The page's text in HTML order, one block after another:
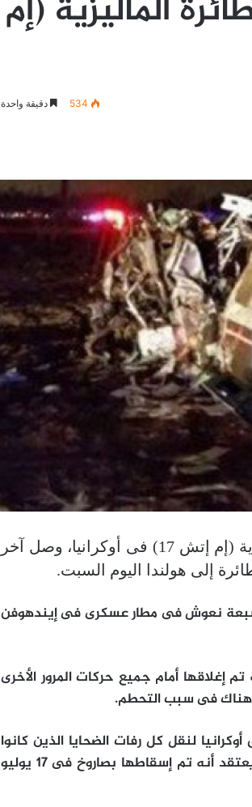
الماليزية (إم
534 دقيقة واحدة
بعد أكثر من تسعة أشهر من تحطم الطائرة الماليزية (إم إتش 17) فى أوكرانيا، وصل آخر
نعوش فى مطار عسكرى فى إيندهوفن
أمام جميع حركات المرور الأخرى
هناك فى سبب التحطم.
لنقل كل رفات الضحايا الذين كانوا
على متن الطائرة التابعة للخطوط الجوية الماليزية التى يعتقد أنه تم إسقاطها بصاروخ فى 17 يوليو